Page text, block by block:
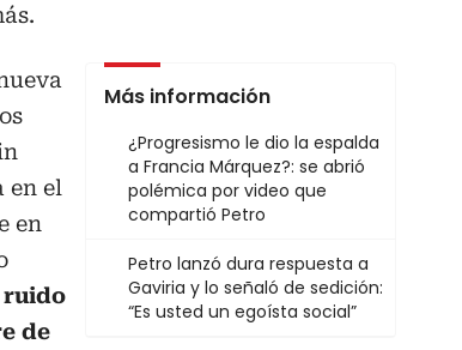
Más información
¿Progresismo le dio la espalda
a Francia Márquez?: se abrió
polémica por video que
compartió Petro
Petro lanzó dura respuesta a
Gaviria y lo señaló de sedición:
“Es usted un egoísta social”
en el
en
ruido
de